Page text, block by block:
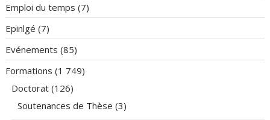
Emploi du temps (7)
Epinlgé (7)
Evénements (85)
Formations (1 749)
Doctorat (126)
Soutenances de Thèse (3)